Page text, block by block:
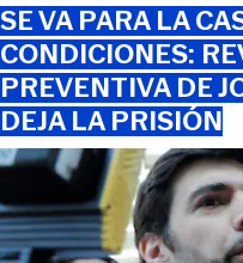
SE VA PARA LA
CONDICIONES:
PREVENTIVA DE
DEJA LA PRISIÓN